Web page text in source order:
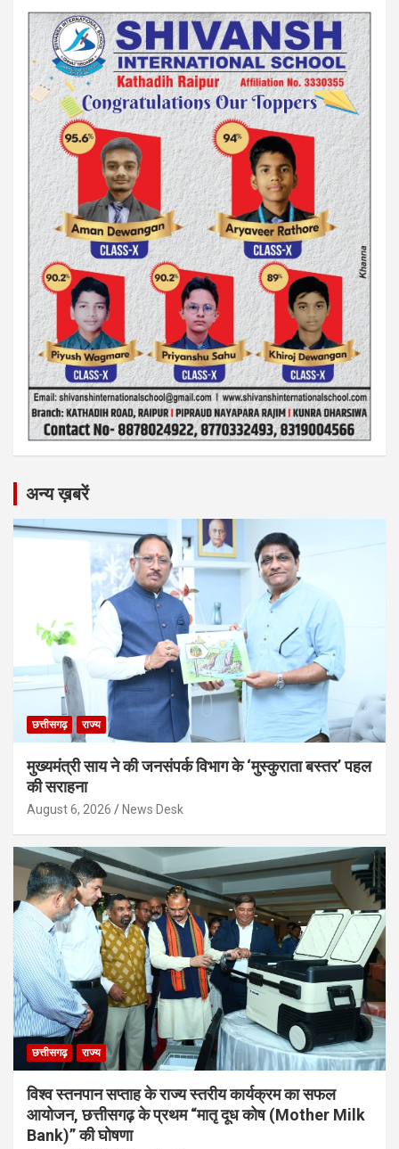
अन्य ख़बरें
छत्तीसगढ़ राज्य
मुख्यमंत्री साय ने की जनसंपर्क विभाग के ‘मुस्कुराता बस्तर’ पहल
की सराहना
August 6, 2026 News Desk
छत्तीसगढ़ राज्य
विश्व स्तनपान सप्ताह के राज्य स्तरीय कार्यक्रम का सफल
आयोजन, छत्तीसगढ़ के प्रथम “मातृ दूध कोष (Mother Milk
Bank)” की घोषणा